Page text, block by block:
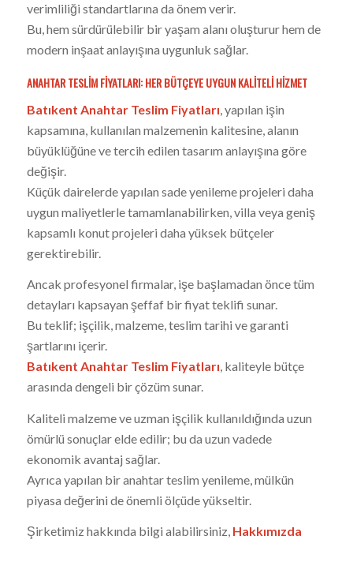
verimliliği standartlarına da önem verir.
Bu, hem sürdürülebilir bir yaşam alanı oluşturur hem de
modern inşaat anlayışına uygunluk sağlar.
ANAHTAR TESLIM FIYATLARI: HER BÜTÇEYE UYGUN KALITELI HIZMET
Batıkent Anahtar Teslim Fiyatları , yapılan işin
kapsamına, kullanılan malzemenin kalitesine, alanın
büyüklüğüne ve tercih edilen tasarım anlayışına göre
değişir.
Küçük dairelerde yapılan sade yenileme projeleri daha
uygun maliyetlerle tamamlanabilirken, villa veya geniş
kapsamlı konut projeleri daha yüksek bütçeler
gerektirebilir.
Ancak profesyonel firmalar, işe başlamadan önce tüm
detayları kapsayan şeffaf bir fiyat teklifi sunar.
Bu teklif; işçilik, malzeme, teslim tarihi ve garanti
şartlarını içerir.
Batıkent Anahtar Teslim Fiyatları, kaliteyle bütçe
arasında dengeli bir çözüm sunar.
Kaliteli malzeme ve uzman işçilik kullanıldığında uzun
ömürlü sonuçlar elde edilir; bu da uzun vadede
ekonomik avantaj sağlar.
Ayrıca yapılan bir anahtar teslim yenileme, mülkün
piyasa değerini de önemli ölçüde yükseltir.
Şirketimiz hakkında bilgi alabilirsiniz, Hakkımızda